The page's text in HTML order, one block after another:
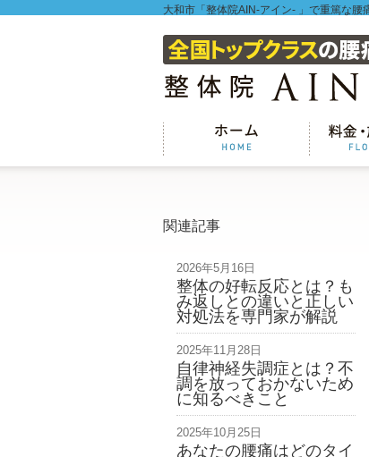
大和市「整体院AIN-アイン- 」で重篤な腰
関連記事
2026年5月16日
整体の好転反応とは？も
み返しとの違いと正しい
対処法を専門家が解説
2025年11月28日
自律神経失調症とは？不
調を放っておかないため
に知るべきこと
2025年10月25日
あなたの腰痛はどのタイ